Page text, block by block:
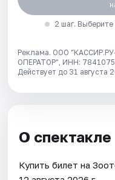
2 шаг.
Реклама. ООО
ОПЕРАТОР", ИНН:
Действует до 31 августа
О спектакле
Купить билет на